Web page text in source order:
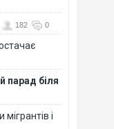
182 0
парад біля
і